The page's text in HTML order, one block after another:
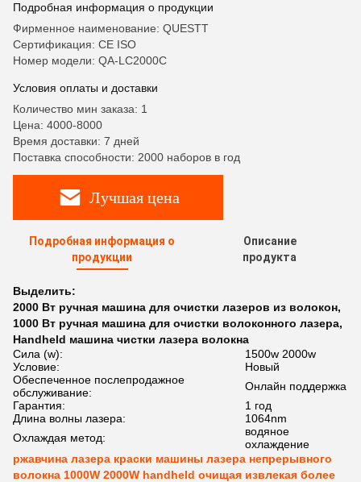
Подробная информация о продукции
Фирменное наименование: QUESTT
Сертификация: CE ISO
Номер модели: QA-LC2000C
Условия оплаты и доставки
Количество мин заказа: 1
Цена: 4000-8000
Время доставки: 7 дней
Поставка способности: 2000 наборов в год
Лучшая цена
Подробная информация о
продукции
Описание
продукта
Выделить:
2000 Вт ручная машина для очистки лазеров из волокон,
1000 Вт ручная машина для очистки волоконного лазера,
Handheld машина чистки лазера волокна
Сила (w):
1500w 2000w
Условие:
Новый
Обеспеченное послепродажное
обслуживание:
Онлайн поддержка
Гарантия:
1 год
Длина волны лазера:
1064nm
Охлаждая метод:
водяное
охлаждение
ржавчина лазера краски машины лазера непрерывного
волокна 1000W 2000W handheld очищая извлекая более